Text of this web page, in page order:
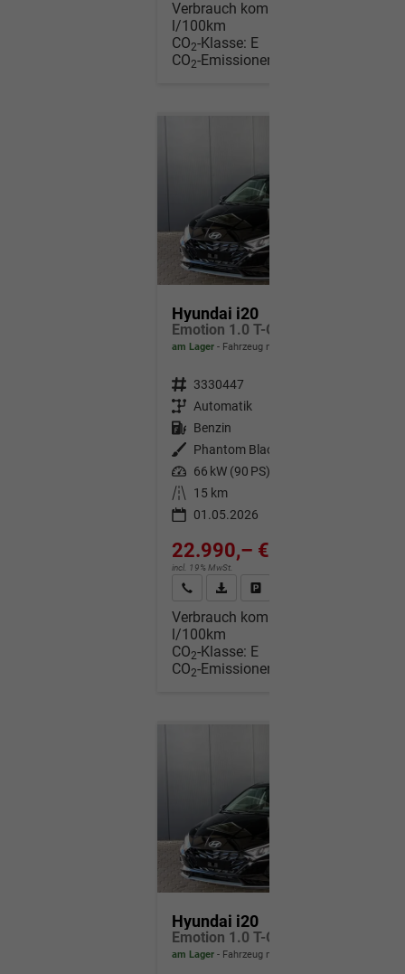
Verbrauch kombiniert:
l/100km
CO2-Klasse: E
CO2-Emissionen:
Hyundai i20
am Lager Fahrzeug mit Tageszulassung
Fahrzeugnr. 3330447
Getriebe Automatik
Kraftstoff Benzin
Außenfarbe Phantom Black
Leistung 66 kW (90 PS)
Kilometerstand
15 km
01.05.2026
22.990,– €
incl. 19% MwSt.
Wir rufen Sie anFahrzeugexposé (PDF)
Verbrauch kombiniert:
l/100km
CO2-Klasse: E
CO2-Emissionen:
Hyundai i20
am Lager Fahrzeug mit Tageszulassung